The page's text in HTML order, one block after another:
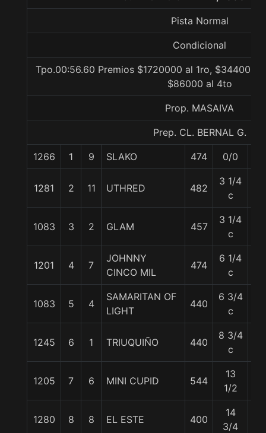
Pista Normal
Condicional
Tpo.00:56.60 Premios $1720000 al 1ro, $344000
$86000 al 4to
Prop. MASAIVA
Prep. CL. BERNAL G.
1266 1 9 SLAKO 474 0/0
1281 2 11 UTHRED 482
3 1/4
c
1083 3 2 GLAM 457
3 1/4
c
1201 4 7
JOHNNY
CINCO MIL
474
6 1/4
c
1083 5 4
SAMARITAN OF
LIGHT
440
6 3/4
c
1245 6 1 TRIUQUIÑO 440
8 3/4
c
1205 7 6 MINI CUPID 544
13
1/2
1280 8 8 EL ESTE 400
14
3/4